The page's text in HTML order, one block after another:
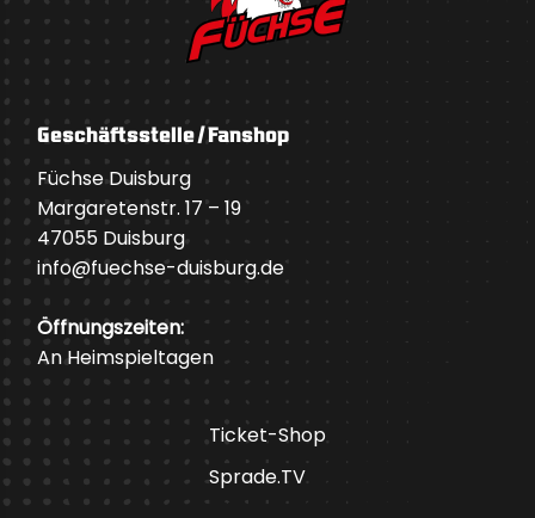
Geschäftsstelle / Fanshop
Füchse Duisburg
Margaretenstr. 17 – 19
47055 Duisburg
info@fuechse-duisburg.de
Öffnungszeiten:
An Heimspieltagen
Ticket-Shop
Sprade.TV